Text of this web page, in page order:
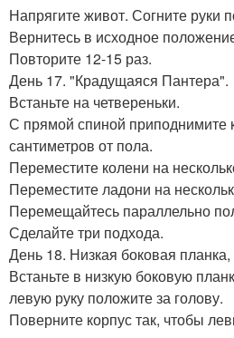
Напрягите живот. Согните руки
Вернитесь в исходное
Повторите 12-15 раз.
День 17. "Крадущаяся Пантера".
Встаньте на четвереньки.
С прямой спиной приподнимите
сантиметров от пола.
Переместите колени на
Переместите ладони на
Перемещайтесь параллельно
Сделайте три подхода.
День 18. Низкая боковая
Встаньте в низкую боковую
левую руку положите за голову.
Поверните корпус так, чтобы